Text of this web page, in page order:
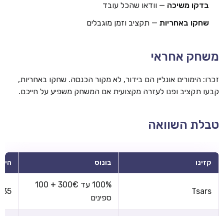
בדקו משיכה — וודאו שהכל עובד
שחקו באחריות — תקציב וזמן מוגבלים
משחק אחראי
זכרו: הימורים אונליין הם בידור, לא מקור הכנסה. שחקו באחריות,
קבעו תקציב ופנו לעזרה מקצועית אם המשחק משפיע על חייכם.
טבלת השוואה
קזינו בונוס
Tsars
100% עד 300€ + 100
ספינים